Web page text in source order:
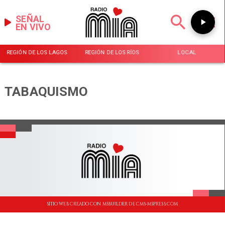
EN VIVO
SEÑAL
REGIÓN DE LOS LAGOS REGIÓN DE LOS RÍOS LOCAL
TABAQUISMO
SITIO WEB CREADO CON MSBUILDER DE CMS-MSPRESS.COM